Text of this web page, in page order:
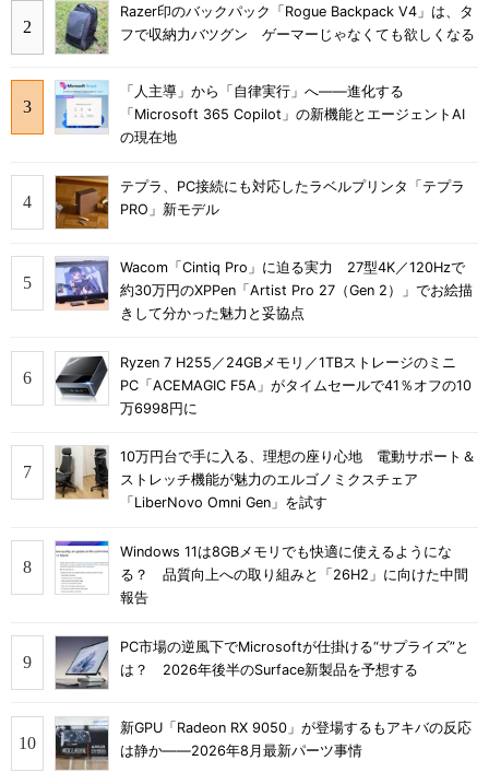
Razer印のバックパック「Rogue Backpack V4」は、タ
フで収納力バツグン ゲーマーじゃなくても欲しくなる
「人主導」から「自律実行」へ――進化する
「Microsoft 365 Copilot」の新機能とエージェントAI
の現在地
テプラ、PC接続にも対応したラベルプリンタ「テプラ
PRO」新モデル
Wacom「Cintiq Pro」に迫る実力 27型4K／120Hzで
約30万円のXPPen「Artist Pro 27（Gen 2）」でお絵描
きして分かった魅力と妥協点
Ryzen 7 H255／24GBメモリ／1TBストレージのミニ
PC「ACEMAGIC F5A」がタイムセールで41％オフの10
万6998円に
10万円台で手に入る、理想の座り心地 電動サポート＆
ストレッチ機能が魅力のエルゴノミクスチェア
「LiberNovo Omni Gen」を試す
Windows 11は8GBメモリでも快適に使えるようにな
る？ 品質向上への取り組みと「26H2」に向けた中間
報告
PC市場の逆風下でMicrosoftが仕掛ける“サプライズ”と
は？ 2026年後半のSurface新製品を予想する
新GPU「Radeon RX 9050」が登場するもアキバの反応
は静か――2026年8月最新パーツ事情